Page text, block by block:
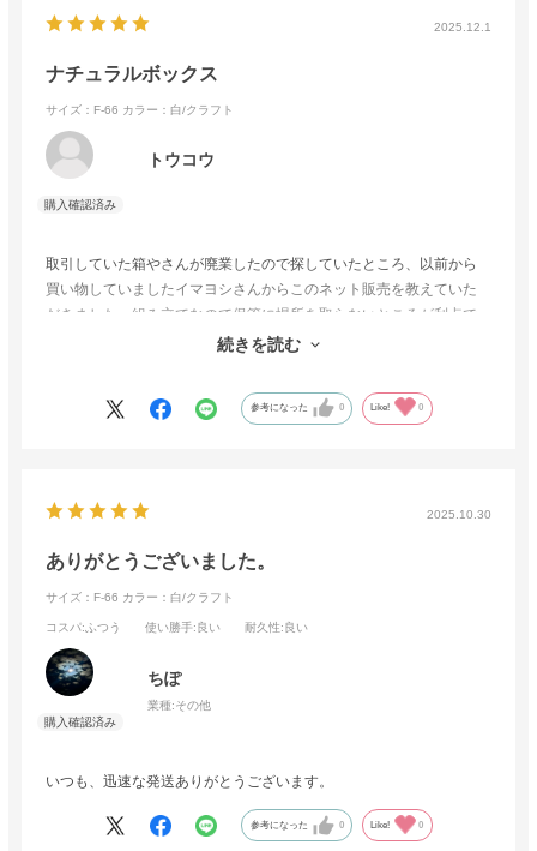
2025.12.1
ナチュラルボックス
サイズ：F-66 カラー：白/クラフト
トウコウ
取引していた箱やさんが廃業したので探していたところ、以前から
買い物していましたイマヨシさんからこのネット販売を教えていた
だきました。組み立てなので保管に場所を取らないところが利点で
す。箱のサイズが合わないことがよくあるので、注文には気を付け
続きを読む
参考になった 0 Like! 0
2025.10.30
ありがとうございました。
サイズ：F-66 カラー：白/クラフト
コスパ:ふつう 使い勝手:良い 耐久性:良い
ちぽ
業種:その他
いつも、迅速な発送ありがとうございます。
参考になった 0 Like! 0